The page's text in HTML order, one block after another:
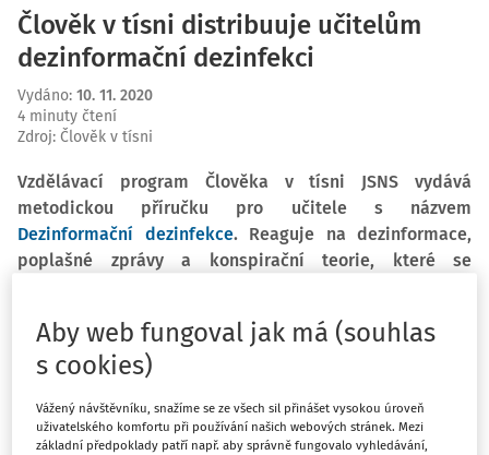
Člověk v tísni distribuuje učitelům
dezinformační dezinfekci
Vydáno: 10. 11. 2020
4 minuty čtení
Zdroj: Člověk v tísni
Vzdělávací program Člověka v tísni JSNS vydává
metodickou příručku pro učitele s názvem
Dezinformační dezinfekce. Reaguje na dezinformace,
poplašné zprávy a konspirační teorie, které se
vyučujícím atraktivní materiály vycházející z aktuálních
událostí, určené zejména pro výuku mediální výchovy na
by měla posloužit jako návod nebo inspirace, jak téma
(nejen koronavirových) dezinformací uchopit a začlenit
Aby web fungoval jak má (souhlas
s cookies)
Vážený návštěvníku, snažíme se ze všech sil přinášet vysokou úroveň
uživatelského komfortu při používání našich webových stránek. Mezi
základní předpoklady patří např. aby správně fungovalo vyhledávání,